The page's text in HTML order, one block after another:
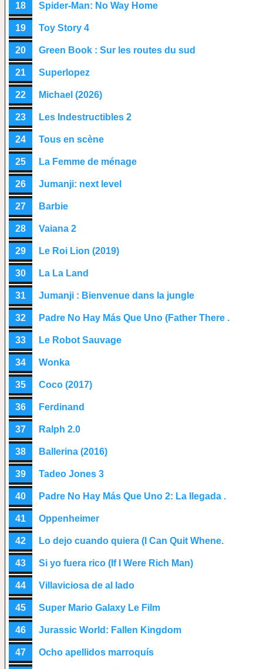
18 Spider-Man: No Way Home
19 Toy Story 4
20 Green Book : Sur les routes du sud
21 Superlopez
22 Michael (2026)
23 Les Indestructibles 2
24 Tous en scène
25 La Femme de ménage
26 Jumanji: next level
27 Barbie
28 Vaiana 2
29 Le Roi Lion (2019)
30 La La Land
31 Jumanji : Bienvenue dans la jungle
32 Padre No Hay Más Que Uno (Father There .
33 Le Robot Sauvage
34 Wonka
35 Coco (2017)
36 Ferdinand
37 Ralph 2.0
38 Ballerina (2016)
39 Tadeo Jones 3
40 Padre No Hay Más Que Uno 2: La llegada .
41 Oppenheimer
42 Lo dejo cuando quiera (I Can Quit Whene.
43 Si yo fuera rico (If I Were Rich Man)
44 Villaviciosa de al lado
45 Super Mario Galaxy Le Film
46 Jurassic World: Fallen Kingdom
47 Ocho apellidos marroquís